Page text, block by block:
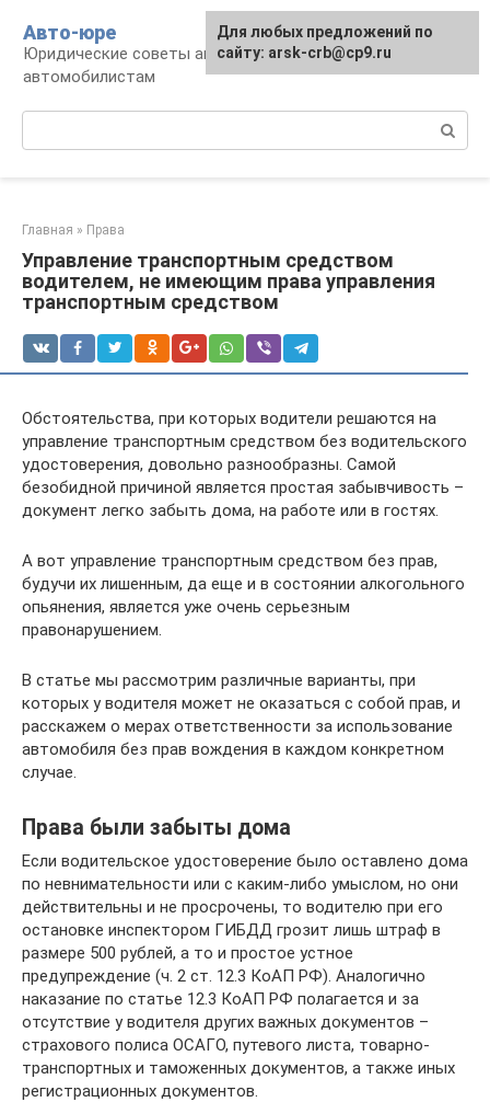
контенту
Авто-юре
Юридические советы автовладельцам и
автомобилистам
Главная » Права
Управление транспортным средством
водителем, не имеющим права управления
транспортным средством
Обстоятельства, при которых водители решаются на
управление транспортным средством без водительского
удостоверения, довольно разнообразны. Самой
безобидной причиной является простая забывчивость –
документ легко забыть дома, на работе или в гостях.
А вот управление транспортным средством без прав,
будучи их лишенным, да еще и в состоянии алкогольного
опьянения, является уже очень серьезным
правонарушением.
В статье мы рассмотрим различные варианты, при
которых у водителя может не оказаться с собой прав, и
расскажем о мерах ответственности за использование
автомобиля без прав вождения в каждом конкретном
случае.
Права были забыты дома
Если водительское удостоверение было оставлено дома
по невнимательности или с каким-либо умыслом, но они
действительны и не просрочены, то водителю при его
остановке инспектором ГИБДД грозит лишь штраф в
размере 500 рублей, а то и простое устное
предупреждение (ч. 2 ст. 12.3 КоАП РФ). Аналогично
наказание по статье 12.3 КоАП РФ полагается и за
отсутствие у водителя других важных документов –
страхового полиса ОСАГО, путевого листа, товарно-
транспортных и таможенных документов, а также иных
регистрационных документов.
Для любых предложений по
сайту: arsk-crb@cp9.ru